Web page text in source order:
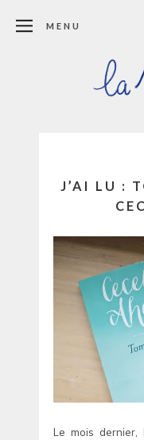
MENU
J’AI LU :
Le mois dernier,